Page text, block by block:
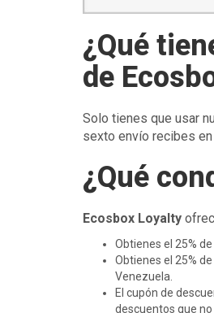
¿Qué
de
Solo tienes que usar
sexto envío recibes
¿Qué
Ecosbox Loyalty
Obtienes el 25%
Obtienes el 25%
Venezuela.
El cupón de
descuentos que